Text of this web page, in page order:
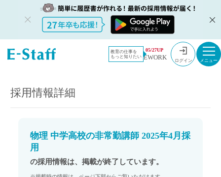
教育の仕事を
もっと知りたい
05/27UP
EWORK ログイン
教員採用情
報のイー・
採用情報
物理 中学高校の非常勤講師 2025年4月採用
採用情報詳細
物理 中学高校の非常勤講師 2025年4月採
用
の採用情報は、掲載が終了しています。